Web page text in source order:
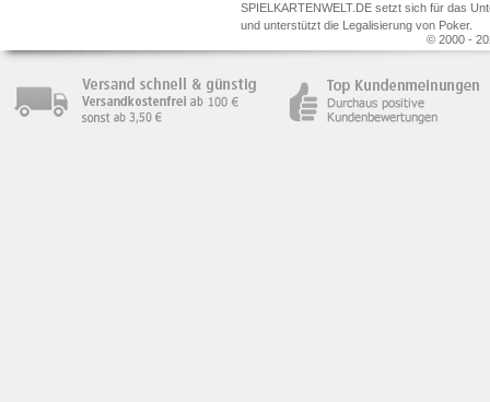
SPIELKARTENWELT.DE setzt sich für das
und unterstützt die Legalisierung von Poker.
© 2000 -